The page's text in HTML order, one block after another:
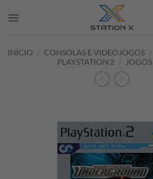
INÍCIO / CONSOLAS E VIDEOJOGOS /
PLAYSTATION 2 /